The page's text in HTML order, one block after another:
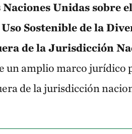
Unidas sobre
Sostenible de la
de la Jurisdicción
un amplio marco jurídico
de la jurisdicción